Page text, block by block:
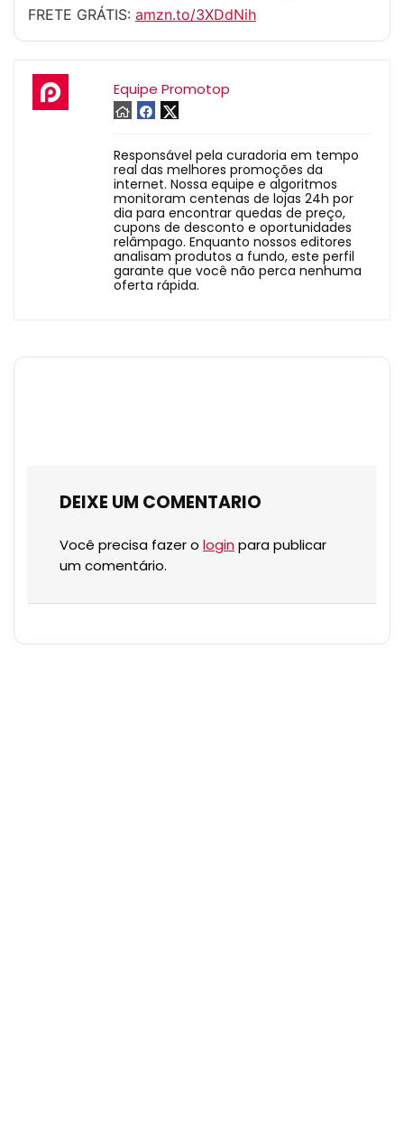
FRETE GRÁTIS: amzn.to/3XDdNih
Equipe Promotop
Responsável pela curadoria em tempo
real das melhores promoções da
internet. Nossa equipe e algoritmos
monitoram centenas de lojas 24h por
dia para encontrar quedas de preço,
cupons de desconto e oportunidades
relâmpago. Enquanto nossos editores
analisam produtos a fundo, este perfil
garante que você não perca nenhuma
oferta rápida.
DEIXE UM COMENTARIO
Você precisa fazer o login para publicar
um comentário.